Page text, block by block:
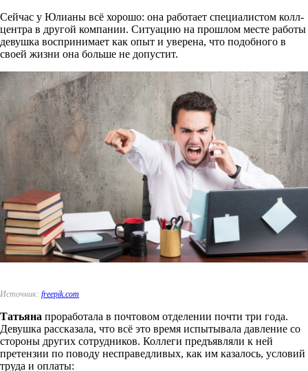
Сейчас у Юлианы всё хорошо: она работает специалистом колл-
центра в другой компании. Ситуацию на прошлом месте работы
девушка воспринимает как опыт и уверена, что подобного в
своей жизни она больше не допустит.
Источник: freepik.com
Татьяна проработала в почтовом отделении почти три года.
Девушка рассказала, что всё это время испытывала давление со
стороны других сотрудников. Коллеги предъявляли к ней
претензии по поводу несправедливых, как им казалось, условий
труда и оплаты: